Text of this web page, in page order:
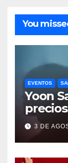
You
EVENTOS
Yoon
3 DE